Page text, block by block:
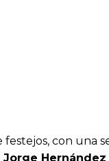
con una
Hernández